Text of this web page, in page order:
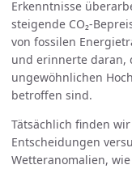
Erkenntnisse
steigende CO₂-
von fossilen
und erinnerte daran,
ungewöhnlichen
betroffen sind.
Tätsächlich finden
Entscheidungen
Wetteranomalien,